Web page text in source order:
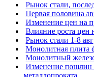
Рынок стали,
Первая половина
Изменение цен на
Влияние роста цен
Рынок стали 1-8
Монолитная плита
Монолитный
Изменение пошлин
металлопроката